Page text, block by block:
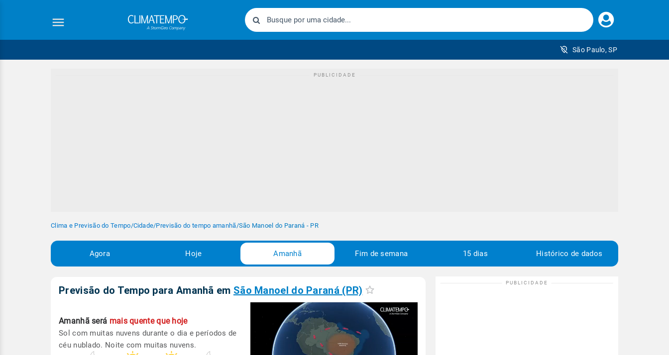
Faça
seu
São Paulo, SP
Clima e Previsão do Tempo/Cidade/Previsão do tempo amanhã/São Manoel do Paraná - PR
Agora Hoje Amanhã Fim de semana 15 dias Histórico de dados
Previsão do Tempo para Amanhã em São Manoel do Paraná (PR)
Amanhã será mais quente que hoje
Sol com muitas nuvens durante o dia e períodos de
céu nublado. Noite com muitas nuvens.